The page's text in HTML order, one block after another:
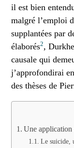
il est bien
malgré l’emploi
supplantées par
élaborés2,
causale qui
j’approfondirai
des thèses de
Une application
Le suicide,